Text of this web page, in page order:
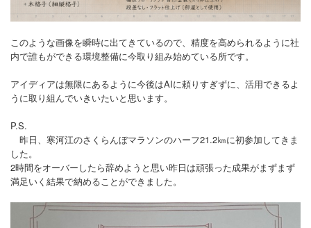
このような画像を瞬時に出てきているので、精度を高められるように社
内で誰もができる環境整備に今取り組み始めている所です。
アイディアは無限にあるように今後はAIに頼りすぎずに、活用できるよ
うに取り組んでいきいたいと思います。
P.S.
昨日、寒河江のさくらんぼマラソンのハーフ21.2㎞に初参加してきま
した。
2時間をオーバーしたら辞めようと思い昨日は頑張った成果がまずまず
満足いく結果で納めることができました。